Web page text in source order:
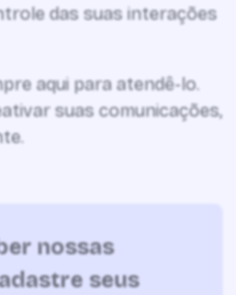
das suas interações
aqui para atendê-lo.
suas comunicações,
nossas
seus